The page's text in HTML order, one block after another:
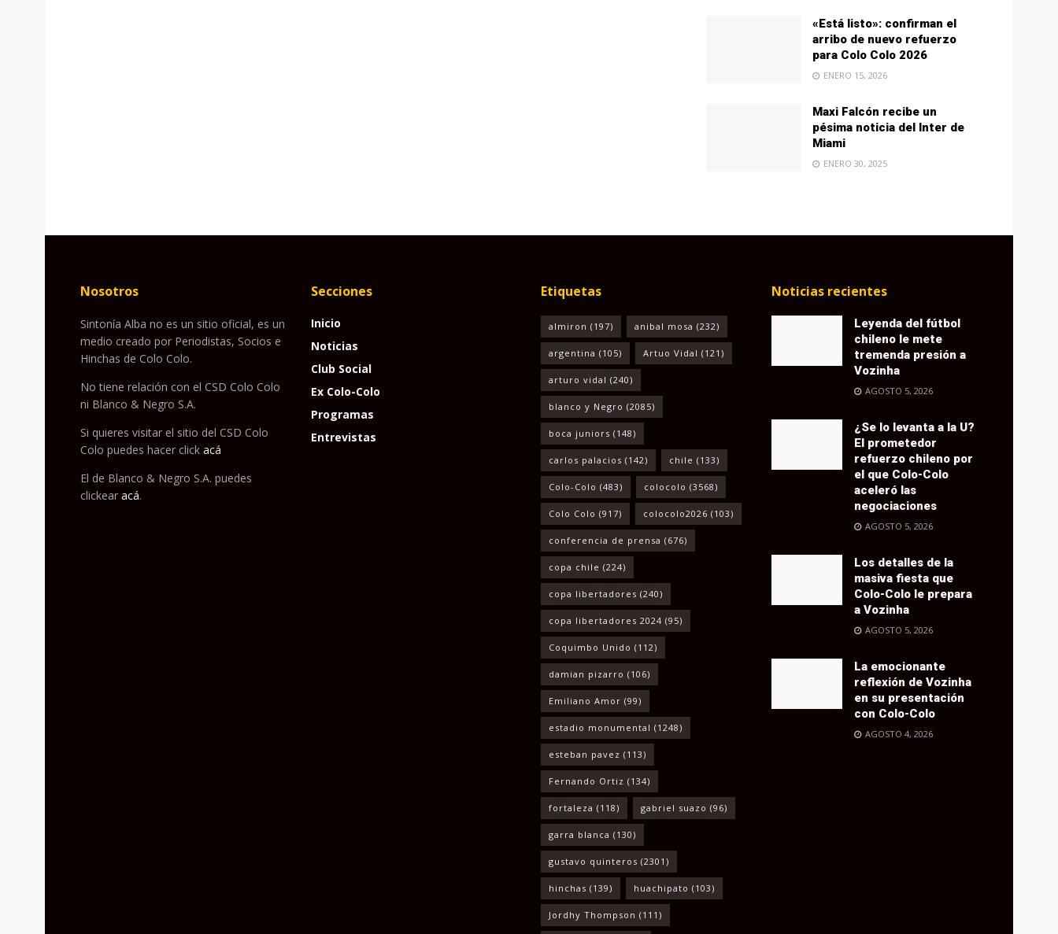
«Está listo»: confirman el
arribo de nuevo refuerzo
para Colo Colo 2026
ENERO 15, 2026
Maxi Falcón recibe un
pésima noticia del Inter de
Miami
ENERO 30, 2025
Nosotros
Sintonía Alba no es un sitio oficial, es un
medio creado por Periodistas, Socios e
Hinchas de Colo Colo.
No tiene relación con el CSD Colo Colo
ni Blanco & Negro S.A.
Si quieres visitar el sitio del CSD Colo
Colo puedes hacer click acá
El de Blanco & Negro S.A. puedes
clickear acá.
Secciones
Inicio
Noticias
Club Social
Ex Colo-Colo
Programas
Entrevistas
Etiquetas
almiron (197) anibal mosa (232)
argentina (105) Artuo Vidal (121)
arturo vidal (240)
blanco y Negro (2085)
boca juniors (148)
carlos palacios (142) chile (133)
Colo-Colo (483) colocolo (3568)
Colo Colo (917) colocolo2026 (103)
conferencia de prensa (676)
copa chile (224)
copa libertadores (240)
copa libertadores 2024 (95)
Coquimbo Unido (112)
damian pizarro (106)
Emiliano Amor (99)
estadio monumental (1248)
esteban pavez (113)
Fernando Ortiz (134)
fortaleza (118) gabriel suazo (96)
garra blanca (130)
gustavo quinteros (2301)
hinchas (139) huachipato (103)
Jordhy Thompson (111)
Noticias recientes
Leyenda del fútbol
chileno le mete
tremenda presión a
Vozinha
AGOSTO 5, 2026
¿Se lo levanta a la U?
El prometedor
refuerzo chileno por
el que Colo-Colo
aceleró las
negociaciones
AGOSTO 5, 2026
Los detalles de la
masiva fiesta que
Colo-Colo le prepara
a Vozinha
AGOSTO 5, 2026
La emocionante
reflexión de Vozinha
en su presentación
con Colo-Colo
AGOSTO 4, 2026